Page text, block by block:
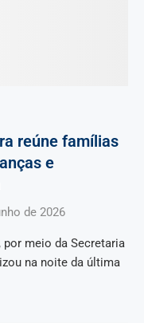
reúne famílias
e
de 2026
por meio da Secretaria
na noite da última